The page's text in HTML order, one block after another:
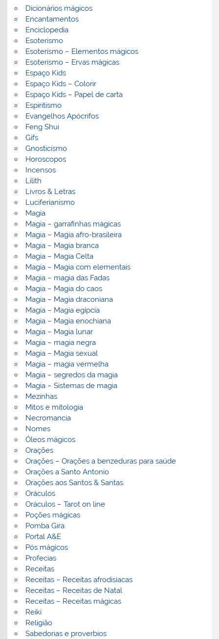
Dicionários mágicos
Encantamentos
Enciclopedia
Esoterismo
Esoterismo – Elementos mágicos
Esoterismo – Ervas mágicas
Espaço Kids
Espaço Kids – Colorir
Espaço Kids – Papel de carta
Espiritismo
Evangelhos Apócrifos
Feng Shui
Gifs
Gnosticismo
Horoscopos
Incensos
Lilith
Livros & Letras
Luciferianismo
Magia
Magia – garrafinhas mágicas
Magia – Magia afro-brasileira
Magia – Magia branca
Magia – Magia Celta
Magia – Magia com elementais
Magia – magia das Fadas
Magia – Magia do caos
Magia – Magia draconiana
Magia – Magia egípcia
Magia – Magia enochiana
Magia – Magia lunar
Magia – magia negra
Magia – Magia sexual
Magia – magia vermelha
Magia – segredos da magia
Magia – Sistemas de magia
Mezinhas
Mitos e mitologia
Necromancia
Nomes
Óleos mágicos
Orações
Orações – Orações a benzeduras para saúde
Orações a Santo Antonio
Orações aos Santos & Santas
Oráculos
Oráculos – Tarot on line
Poções mágicas
Pomba Gira
Portal A&E
Pós mágicos
Profecias
Receitas
Receitas – Receitas afrodisiacas
Receitas – Receitas de Natal
Receitas – Receitas mágicas
Reiki
Religião
Sabedorias e proverbios